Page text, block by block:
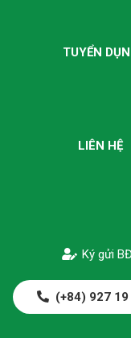
TUYỂN
LIÊN HỆ
Ký gửi
(+84) 927